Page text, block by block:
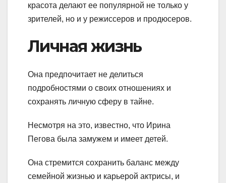
красота делают ее популярной не только у
зрителей, но и у режиссеров и продюсеров.
Личная жизнь
Она предпочитает не делиться
подробностями о своих отношениях и
сохранять личную сферу в тайне.
Несмотря на это, известно, что Ирина
Пегова была замужем и имеет детей.
Она стремится сохранить баланс между
семейной жизнью и карьерой актрисы, и